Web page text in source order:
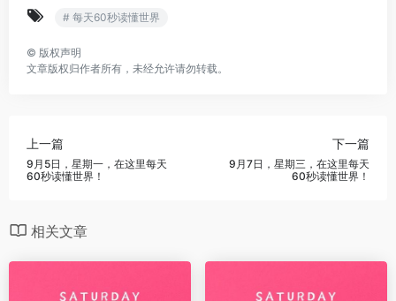
# 每天60秒读懂世界
© 版权声明
文章版权归作者所有，未经允许请勿转载。
上一篇
9月5日，星期一，在这里每天
60秒读懂世界！
下一篇
9月7日，星期三，在这里每天
60秒读懂世界！
相关文章